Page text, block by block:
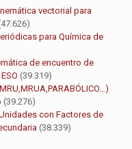
vectorial para
para Química de
de encuentro de
(39.319)
(39.276)
con Factores de
(38.339)